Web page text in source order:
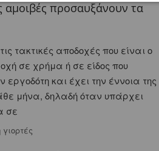
αμοιβές προσαυξάνουν τα
τακτικές αποδοχές που είναι ο
σε χρήμα ή σε είδος που
και έχει την έννοια της
μήνα, δηλαδή όταν υπάρχει
σε